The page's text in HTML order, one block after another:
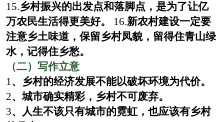
15.乡村振兴的出发点和落脚点，是为了让亿
万农民生活得更美好。
16.新农村建设一定要
注意乡土味道，保留乡村凤貌，留得住青山绿
水，记得住乡愁。
（二）写作立意
1、乡村的经济发展不能以破坏环境为代价。
2、城市确实精彩，乡村不可废弃。
3、人生不该只有城市的霓虹，也应该有乡村